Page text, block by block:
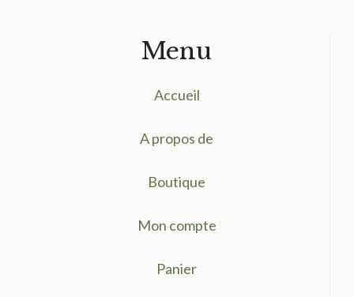
Menu
Accueil
A propos de
Boutique
Mon compte
Panier